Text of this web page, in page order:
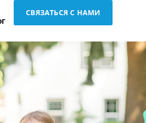
СВЯЗАТЬСЯ С НАМИ